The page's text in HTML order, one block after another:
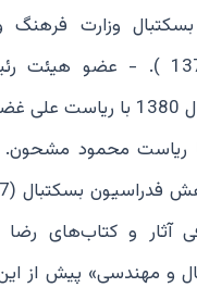
وزارت فرهنگ
(1374 – 1372 ). - عضو
بسکتبال از سال 1380 با
1387 با ریاست محمود
آثار و کتاب‌های
و مهندسی» پیش از